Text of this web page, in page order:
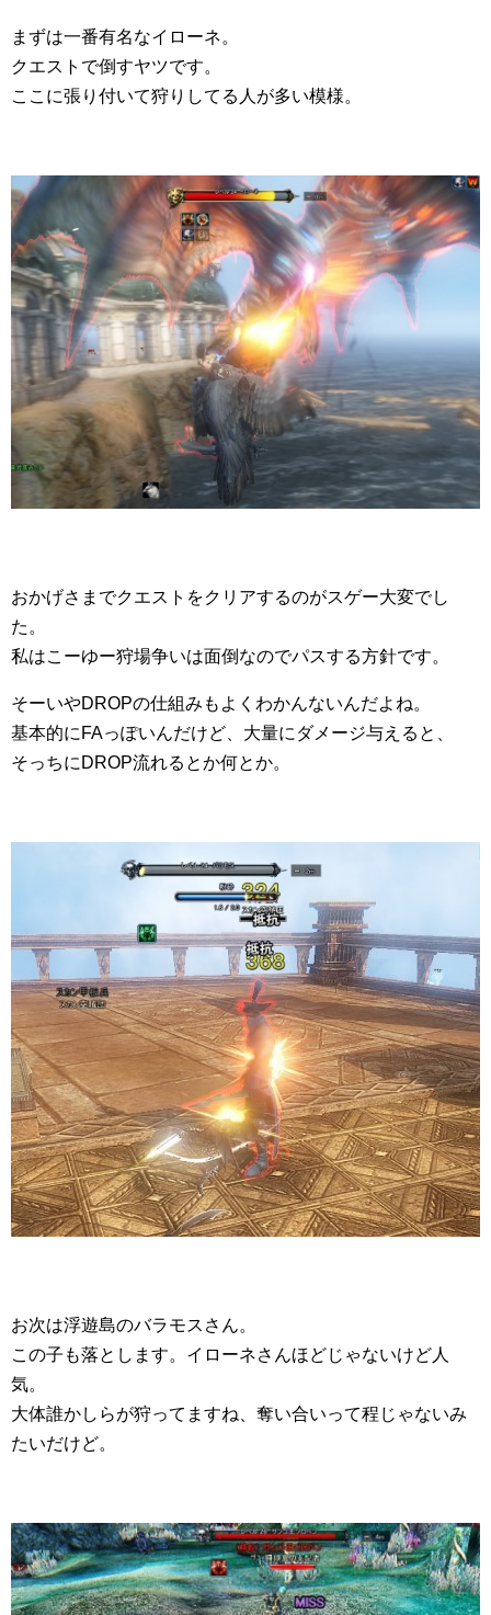
まずは一番有名なイローネ。
クエストで倒すヤツです。
ここに張り付いて狩りしてる人が多い模様。
おかげさまでクエストをクリアするのがスゲー大変でし
た。
私はこーゆー狩場争いは面倒なのでパスする方針です。
そーいやDROPの仕組みもよくわかんないんだよね。
基本的にFAっぽいんだけど、大量にダメージ与えると、
そっちにDROP流れるとか何とか。
お次は浮遊島のバラモスさん。
この子も落とします。イローネさんほどじゃないけど人
気。
大体誰かしらが狩ってますね、奪い合いって程じゃないみ
たいだけど。